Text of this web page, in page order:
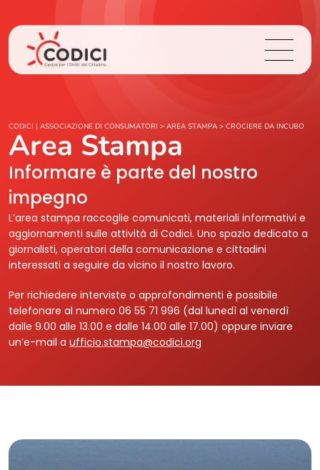
Chi Siamo
Cosa Facciamo
Area Stampa
Contatti
Login
CODICI | ASSOCIAZIONE DI CONSUMATORI > AREA STAMPA > CROCIERE DA INCUBO
Area Stampa
Informare è parte del nostro
impegno
L’area stampa raccoglie comunicati, materiali informativi e
aggiornamenti sulle attività di Codici. Uno spazio dedicato a
giornalisti, operatori della comunicazione e cittadini
interessati a seguire da vicino il nostro lavoro.
Per richiedere interviste o approfondimenti è possibile
telefonare al numero 06 55 71 996 (dal lunedì al venerdì
dalle 9.00 alle 13.00 e dalle 14.00 alle 17.00) oppure inviare
un’e-mail a ufficio.stampa@codici.org